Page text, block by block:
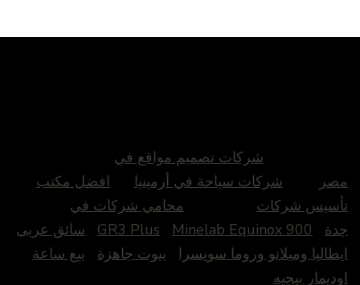
شركات تصميم مواقع في
مصر
شركات سياحة في أرمينيا
افضل مكتب
تأسيس شركات
محامي شركات في
جدة
GR3 Plus Minelab Equinox 900
سائق عربى
ايطاليا وميلانو وروما سويسرا
بيوت جاهزة
بيع ساعة
اوديمار بيجيه